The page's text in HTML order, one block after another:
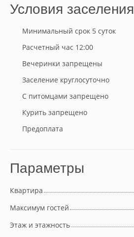
Условия заселения
Минимальный срок 5 суток
Расчетный час 12:00
Вечеринки запрещены
Заселение круглосуточно
С питомцами запрещено
Курить запрещено
Предоплата
Параметры
Квартира
Максимум гостей
Этаж и этажность